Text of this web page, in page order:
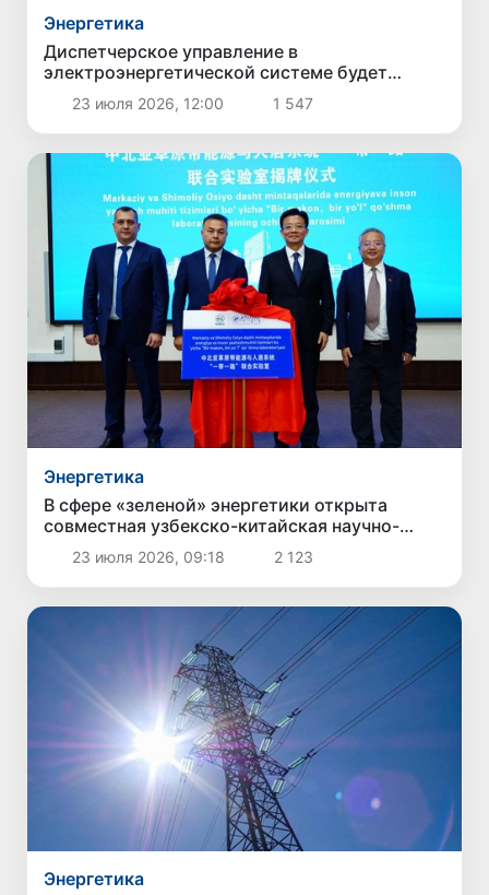
Энергетика
Диспетчерское управление в
электроэнергетической системе будет
усовершенствовано
23 июля 2026, 12:00 1 547
Энергетика
В сфере «зеленой» энергетики открыта
совместная узбекско-китайская научно-
исследовательская лаборатория
23 июля 2026, 09:18 2 123
Энергетика